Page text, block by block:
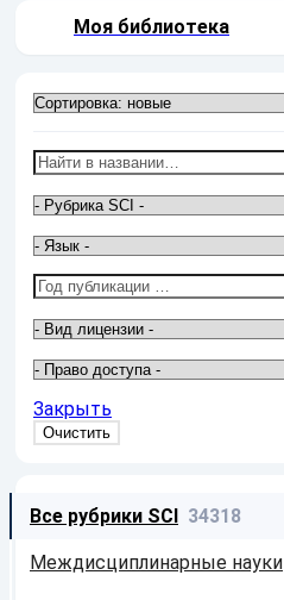
Моя библиотека
Закрыть
Все рубрики SCI 34318
Междисциплинарные науки